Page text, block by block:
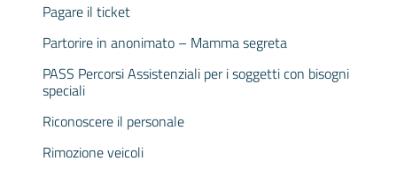
Pagare il ticket
Partorire in anonimato – Mamma segreta
PASS Percorsi Assistenziali per i soggetti con bisogni
speciali
Riconoscere il personale
Rimozione veicoli